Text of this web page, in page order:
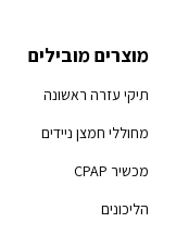
מוצרים מובילים
תיקי עזרה ראשונה
מחוללי חמצן ניידים
מכשיר CPAP
הליכונים